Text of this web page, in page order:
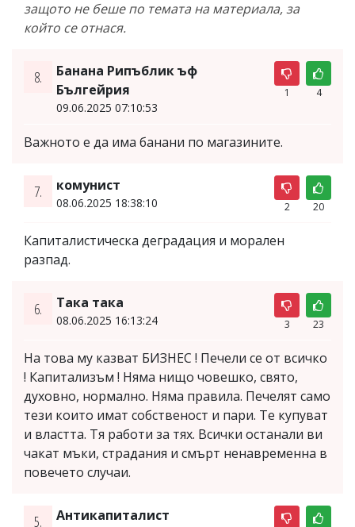
защото не беше по темата на материала, за
който се отнася.
8.
Банана Рипъблик ъф
Бългейрия
09.06.2025 07:10:53
1 4
Важното е да има банани по магазините.
7. комунист
08.06.2025 18:38:10 2 20
Капиталистическа деградация и морален
разпад.
6. Така така
08.06.2025 16:13:24 3 23
На това му казват БИЗНЕС ! Печели се от всичко
! Капитализъм ! Няма нищо човешко, свято,
духовно, нормално. Няма правила. Печелят само
тези които имат собственост и пари. Те купуват
и властта. Тя работи за тях. Всички останали ви
чакат мъки, страдания и смърт ненавременна в
повечето случаи.
5. Антикапиталист